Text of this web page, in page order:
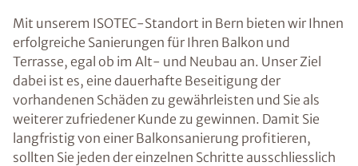
Mit unserem ISOTEC-Standort in Bern bieten wir Ihnen
erfolgreiche Sanierungen für Ihren Balkon und
Terrasse, egal ob im Alt- und Neubau an. Unser Ziel
dabei ist es, eine dauerhafte Beseitigung der
vorhandenen Schäden zu gewährleisten und Sie als
weiterer zufriedener Kunde zu gewinnen. Damit Sie
langfristig von einer Balkonsanierung profitieren,
sollten Sie jeden der einzelnen Schritte ausschliesslich